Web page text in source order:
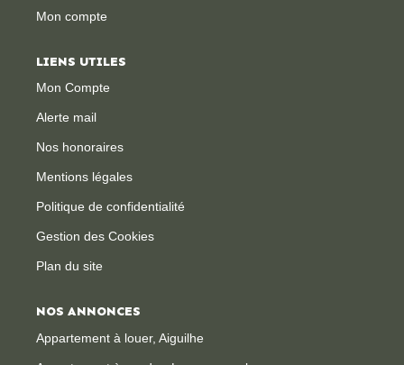
Mon compte
LIENS UTILES
Mon Compte
Alerte mail
Nos honoraires
Mentions légales
Politique de confidentialité
Gestion des Cookies
Plan du site
NOS ANNONCES
Appartement à louer, Aiguilhe